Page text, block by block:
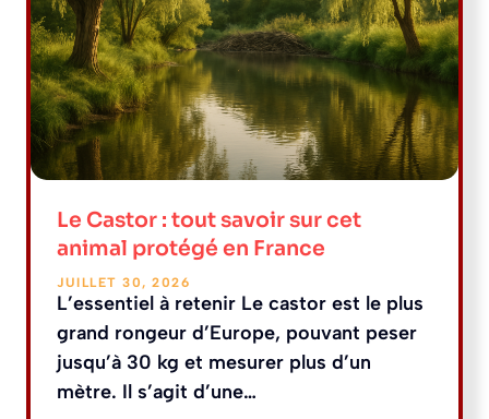
Le Castor : tout savoir sur cet
animal protégé en France
JUILLET 30, 2026
L’essentiel à retenir Le castor est le plus
grand rongeur d’Europe, pouvant peser
jusqu’à 30 kg et mesurer plus d’un
mètre. Il s’agit d’une…